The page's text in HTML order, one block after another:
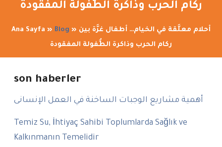
ركام الحرب وذاكرة الطُّفولة المفقودة
Ana Sayfa » Blog » أحلام معلَّقة في الخيام… أطفال غزَّة بين
ركام الحرب وذاكرة الطُّفولة المفقودة
son haberler
أهمية مشاريع الوجبات الساخنة في العمل الإنسانى
Temiz Su, İhtiyaç Sahibi Toplumlarda Sağlık ve
Kalkınmanın Temelidir